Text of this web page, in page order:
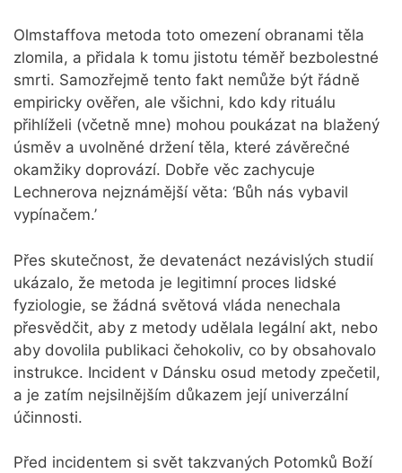
Olmstaffova metoda toto omezení obranami těla
zlomila, a přidala k tomu jistotu téměř bezbolestné
smrti. Samozřejmě tento fakt nemůže být řádně
empiricky ověřen, ale všichni, kdo kdy rituálu
přihlíželi (včetně mne) mohou poukázat na blažený
úsměv a uvolněné držení těla, které závěrečné
okamžiky doprovází. Dobře věc zachycuje
Lechnerova nejznámější věta: ‘Bůh nás vybavil
vypínačem.’
Přes skutečnost, že devatenáct nezávislých studií
ukázalo, že metoda je legitimní proces lidské
fyziologie, se žádná světová vláda nenechala
přesvědčit, aby z metody udělala legální akt, nebo
aby dovolila publikaci čehokoliv, co by obsahovalo
instrukce. Incident v Dánsku osud metody zpečetil,
a je zatím nejsilnějším důkazem její univerzální
účinnosti.
Před incidentem si svět takzvaných Potomků Boží